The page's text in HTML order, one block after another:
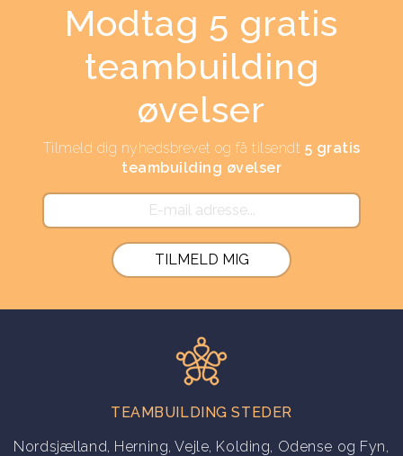
Modtag 5 gratis
teambuilding
øvelser
Tilmeld dig nyhedsbrevet og få tilsendt 5 gratis
teambuilding øvelser
TEAMBUILDING STEDER
Nordsjælland, Herning,Vejle, Kolding, Odense og Fyn,